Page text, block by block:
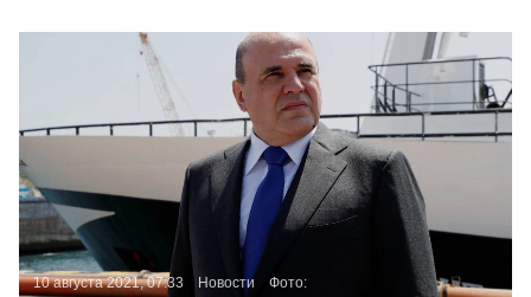
10 августа 2021, 07:33 Новости Фото: